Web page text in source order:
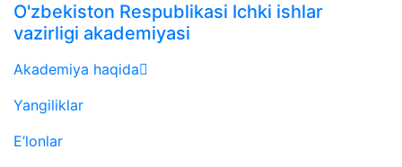
O'zbekiston Respublikasi Ichki ishlar
vazirligi akademiyasi
Akademiya haqida
Yangiliklar
E’lonlar